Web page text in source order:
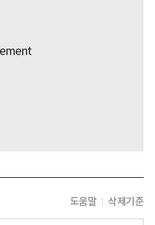
도움말 삭제기준